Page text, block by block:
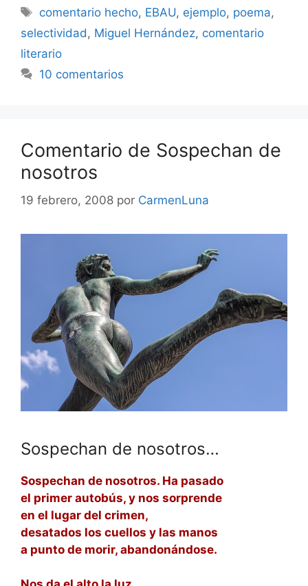
Etiquetas
comentario hecho, EBAU, ejemplo, poema,
selectividad, Miguel Hernández, comentario
literario
10 comentarios
Comentario de Sospechan de
nosotros
19 febrero, 2008 por CarmenLuna
Sospechan de nosotros…
Sospechan de nosotros. Ha pasado
el primer autobús, y nos sorprende
en el lugar del crimen,
desatados los cuellos y las manos
a punto de morir, abandonándose.